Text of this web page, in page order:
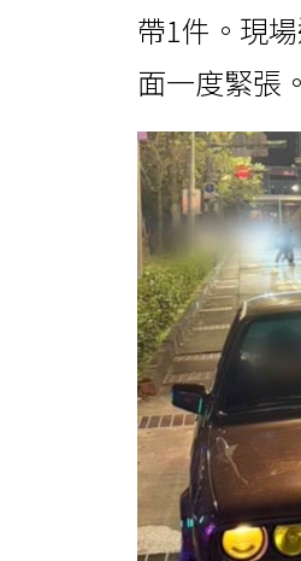
帶1件。現
面一度緊張。